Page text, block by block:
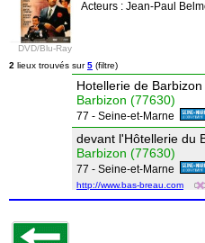
DVD/Blu-Ray
Acteurs : Jean-Paul
2 lieux trouvés sur5 (filtre)
Hotellerie de Barbizon
Barbizon (77630)
77 - Seine-et-Marne
devant l'Hôtellerie du
Barbizon (77630)
77 - Seine-et-Marne
http://www.bas-breau.com